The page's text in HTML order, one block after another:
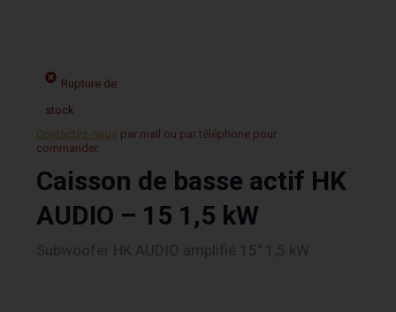
Rupture de
stock
Contactez-nous par mail ou par téléphone pour
commander.
Caisson de basse actif HK
AUDIO – 15 1,5 kW
Subwoofer HK AUDIO amplifié 15″ 1,5 kW